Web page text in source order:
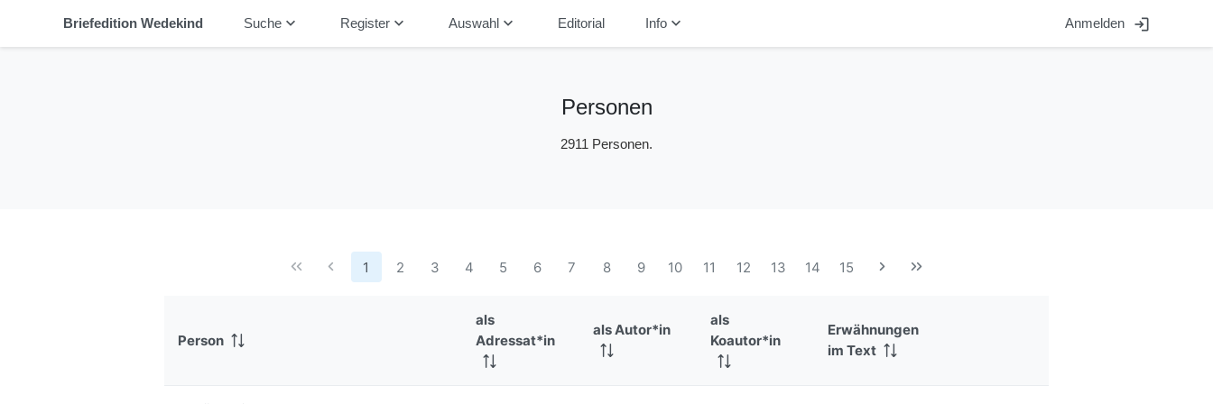
Briefedition Wedekind Suchekeyboard_arrow_down Registerkeyboard_arrow_down Auswahlkeyboard_arrow_down Editorial Infokeyboard_arrow_down Anmelden login
Personen
2911 Personen.
1 2 3 4 5 6 7 8 9 10 11 12 13 14 15
Person
als
Adressat*in
als Autor*in
als
Koautor*in
Erwähnungen
im Text